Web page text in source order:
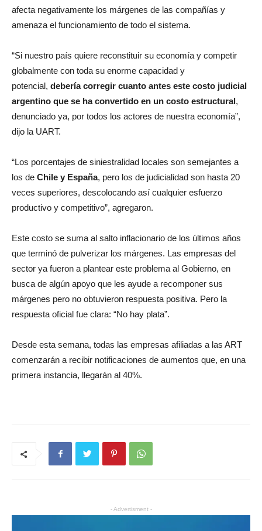
afecta negativamente los márgenes de las compañías y
amenaza el funcionamiento de todo el sistema.
“Si nuestro país quiere reconstituir su economía y competir
globalmente con toda su enorme capacidad y
potencial, debería corregir cuanto antes este costo judicial
argentino que se ha convertido en un costo estructural,
denunciado ya, por todos los actores de nuestra economía”,
dijo la UART.
“Los porcentajes de siniestralidad locales son semejantes a
los de Chile y España, pero los de judicialidad son hasta 20
veces superiores, descolocando así cualquier esfuerzo
productivo y competitivo”, agregaron.
Este costo se suma al salto inflacionario de los últimos años
que terminó de pulverizar los márgenes. Las empresas del
sector ya fueron a plantear este problema al Gobierno, en
busca de algún apoyo que les ayude a recomponer sus
márgenes pero no obtuvieron respuesta positiva. Pero la
respuesta oficial fue clara: “No hay plata”.
Desde esta semana, todas las empresas afiliadas a las ART
comenzarán a recibir notificaciones de aumentos que, en una
primera instancia, llegarán al 40%.
- Advertisment -